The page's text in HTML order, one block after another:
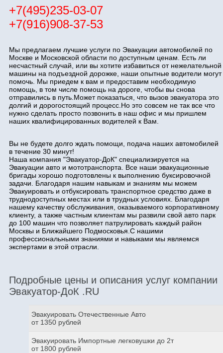
+7(495)235-03-07
+7(916)908-37-53
Мы предлагаем лучшие услуги по Эвакуации автомобилей по
Москве и Московской области по доступным ценам. Есть ли
несчастный случай, или вы хотите избавиться от нежелательной
машины на подъездной дорожке, наши опытные водители могут
помочь. Мы приедем к вам и предоставим необходимую
помощь, в том числе помощь на дороге, чтобы вы снова
отправились в путь.Может показаться, что вызов эвакуатора это
долгий и дорогостоящий процесс.Но это совсем не так все что
нужно сделать просто позвонить в наш офис и мы пришлем
наших квалифицированных водителей к Вам.
Вы не будете долго ждать помощи, подача наших автомобилей
в течение 30 минут!
Наша компания "Эвакуатор-ДоК" специализируется на
Эвакуации авто и мототранспорта. Все наши эвакуационные
бригады хорошо подготовлены к выполнению буксировочной
задачи. Благодаря нашим навыкам и знаниям мы можем
Эвакуировать и отбуксировать транспортное средство даже в
труднодоступных местах или в трудных условиях. Благодаря
нашему качеству обслуживания, оказываемого корпоративному
клиенту, а также частным клиентам мы развили свой авто парк
до 100 машин что позволяет патрулировать каждый район
Москвы и Ближайшего Подмосковья.С нашими
профессиональными знаниями и навыками мы являемся
экспертами в этой отрасли.
Подробные цены и описания услуг компании
Эвакуатор-ДоК .RU
Эвакуировать Отечественные Авто
от 1350 рублей
Эвакуировать Импортные легковушки до 2т
от 1800 рублей